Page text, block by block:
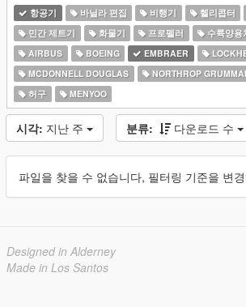
항공기 바닐라 편집 비행기 헬리콥터
민간 제트기
화물기 프로펠러 수륙양용
AIRBUS
BOEING EMBRAER
MCDONNELL DOUGLAS
NORTHROP
허구
MENYOO
시각: 지난 주 분류: 다운로드 수
파일을 찾을 수 없습니다, 필터링 기준을 변
Designed in Alderney
Made in Los Santos